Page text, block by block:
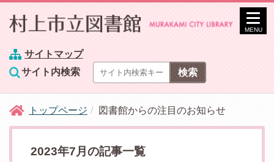
サイトマップ
サイト内検索
MENU
トップページ 図書館からの注目のお知らせ
2023年7月の記事一覧